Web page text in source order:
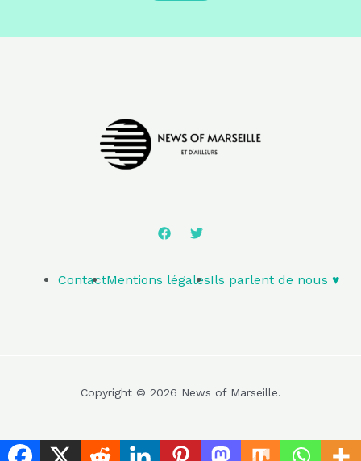
ContactMentions légalesIls parlent de nous ♥️
Copyright © 2026 News of Marseille.